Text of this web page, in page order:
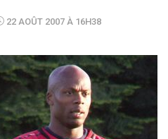
22 AOÛT 2007 À 16H38